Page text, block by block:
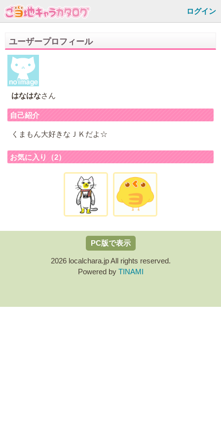
ログイン
ユーザープロフィール
はなはなさん
自己紹介
くまもん大好きなＪＫだよ☆
お気に入り（2）
PC版で表示
2026 localchara.jp All rights reserved.
Powered by TINAMI